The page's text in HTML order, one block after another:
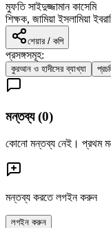
মুফতি সাইদুজ্জামান কাসেমি
শিক্ষক, জামিয়া ইসলামিয়া
শেয়ার / কপি
প্রসঙ্গসমূহ:
কুরআন ও হাদীসের ব্যাখ্যা
মন্তব্য (0)
কোনো মন্তব্য নেই। প্রথম
মন্তব্য করতে লগইন করুন
লগইন করুন